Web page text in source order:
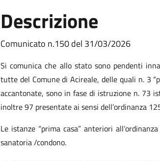
Descrizione
Comunicato n.150 del 31/03/2026
Si comunica che allo stato sono pendenti
tutte del Comune di Acireale, delle quali n. 3
accantonate, sono in fase di istruzione n. 73
inoltre 97 presentate ai sensi dell’ordinanza
Le istanze “prima casa” anteriori
sanatoria /condono.